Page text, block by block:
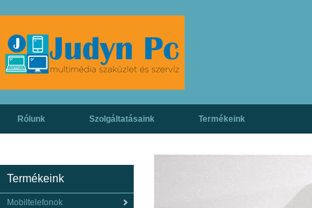
Rólunk Szolgáltatásaink Termékeink
Termékeink
Mobiltelefonok